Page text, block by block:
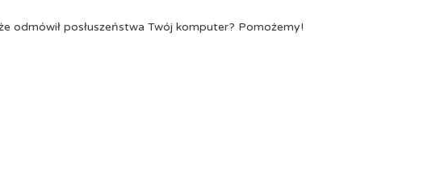
odmówił posłuszeństwa Twój komputer? Pomożemy!